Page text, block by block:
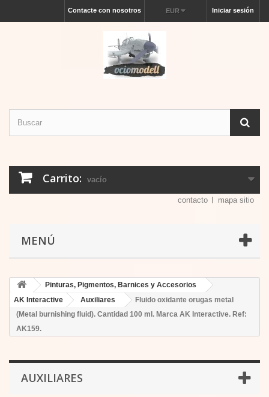
Iniciar sesión
EUR
Contacte con nosotros
Carrito: vacío
contacto mapa sitio
MENÚ
Pinturas, Pigmentos, Barnices y Accesorios
AK Interactive
Auxiliares
Fluido oxidante orugas metal
(Metal burnishing fluid). Cantidad 100 ml. Marca AK Interactive. Ref:
AK159.
AUXILIARES